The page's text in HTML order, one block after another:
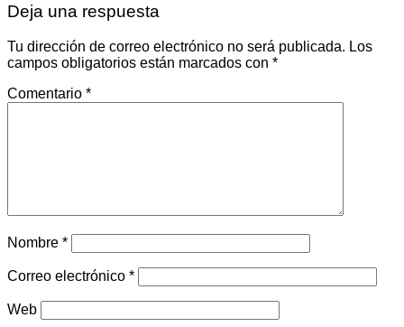
Deja una respuesta
Tu dirección de correo electrónico no será publicada. Los
campos obligatorios están marcados con *
Comentario *
Nombre *
Correo electrónico *
Web